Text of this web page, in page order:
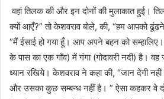
वहां तिलक की और इन दोनों की मुलाकात हुई।
क्यों आएँ?” तो केशवराव बोले, की, “हम आपको
“मैं ईसाई हो गया हूँ। आप अपने बहन को
के पास का एक गाँव) में गंगा (गोदावरी नदी) है।
ध्यान रखिये। केशवराव ने कहा की, “जान देगी नहीं
और उसका कुछ सम्बन्ध नहीं है। ” ऐसा कहकर वे